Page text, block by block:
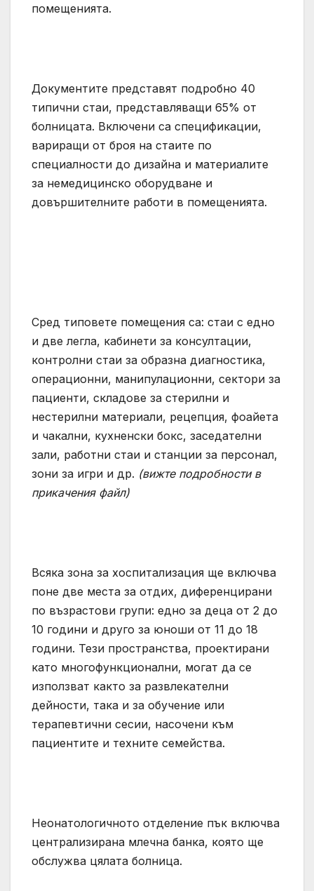
помещенията.
Документите представят подробно 40
типични стаи, представляващи 65% от
болницата. Включени са спецификации,
вариращи от броя на стаите по
специалности до дизайна и материалите
за немедицинско оборудване и
довършителните работи в помещенията.
Сред типовете помещения са: стаи с едно
и две легла, кабинети за консултации,
контролни стаи за образна диагностика,
операционни, манипулационни, сектори за
пациенти, складове за стерилни и
нестерилни материали, рецепция, фоайета
и чакални, кухненски бокс, заседателни
зали, работни стаи и станции за персонал,
зони за игри и др. (вижте подробности в
прикачения файл)
Всяка зона за хоспитализация ще включва
поне две места за отдих, диференцирани
по възрастови групи: едно за деца от 2 до
10 години и друго за юноши от 11 до 18
години. Тези пространства, проектирани
като многофункционални, могат да се
използват както за развлекателни
дейности, така и за обучение или
терапевтични сесии, насочени към
пациентите и техните семейства.
Неонатологичното отделение пък включва
централизирана млечна банка, която ще
обслужва цялата болница.